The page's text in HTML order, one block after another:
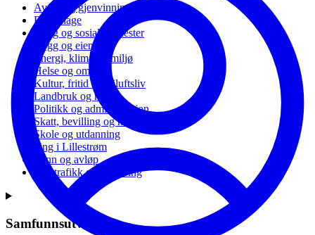
Avfall og gjenvinning
Barnehage
Bolig og sosiale tjenester
Bygg og eiendom
Energi, klima og miljø
Helse og omsorg
Kultur, fritid og friluftsliv
Landbruk og natur
Politikk og administrasjon
Skatt, bevilling og næring
Skole og utdanning
Ung i Lillestrøm
Vann og avløp
Vei, trafikk og parkering
Samfunnsutvikling